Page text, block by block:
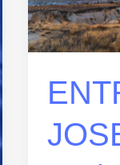
JOSE
IMBERT,
socio
AGEPE